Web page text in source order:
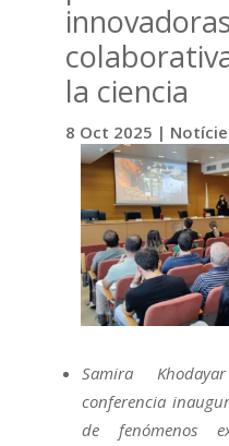
la ciencia
8 Oct 2025 |
Samira
conferencia
de fenómenos